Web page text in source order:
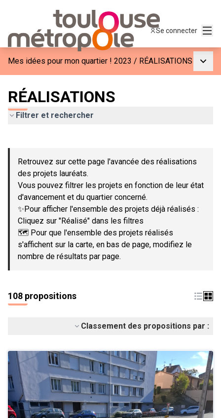
Se connecter
Mes idées pour mon quartier ! 2023 / RÉALISATIONS
RÉALISATIONS
Filtrer et rechercher
−
Retrouvez sur cette page l'avancée des réalisations
des projets lauréats.
Vous pouvez filtrer les projets en fonction de leur état
d'avancement et du quartier concerné.
✨Pour afficher l'ensemble des projets déjà réalisés :
Cliquez sur "Réalisé" dans les filtres
🗺️ Pour que l'ensemble des projets réalisés
s'affichent sur la carte, en bas de page, modifiez le
nombre de résultats par page.
108 propositions
Classement des propositions par :